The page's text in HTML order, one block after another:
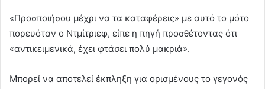
«Προσποιήσου μέχρι να τα καταφέρεις» με αυτό το μότο
πορευόταν ο Ντμίτριεφ, είπε η πηγή προσθέτοντας ότι
«αντικειμενικά, έχει φτάσει πολύ μακριά».
Μπορεί να αποτελεί έκπληξη για ορισμένους το γεγονός